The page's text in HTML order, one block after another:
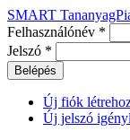
SMART
Felhasználónév *
Jelszó *
Új fiók
Új jelszó